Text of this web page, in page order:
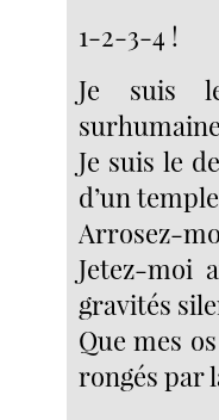
1-2-3-4 !
Je suis
Je suis le
d’un
Arrosez-
Jetez-moi
gravités
Que mes
rongés par